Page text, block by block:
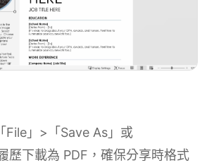
File」>「Save As」或
歷下載為 PDF，確保分享時格式